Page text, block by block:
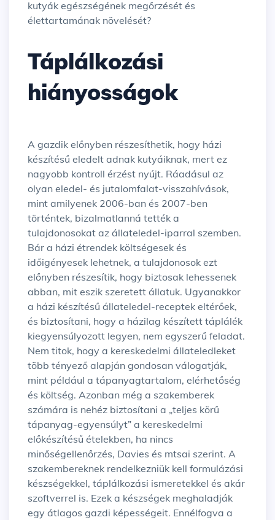
kutyák egészségének megőrzését és
élettartamának növelését?
Táplálkozási
hiányosságok
A gazdik előnyben részesíthetik, hogy házi
készítésű eledelt adnak kutyáiknak, mert ez
nagyobb kontroll érzést nyújt. Ráadásul az
olyan eledel- és jutalomfalat-visszahívások,
mint amilyenek 2006-ban és 2007-ben
történtek, bizalmatlanná tették a
tulajdonosokat az állateledel-iparral szemben.
Bár a házi étrendek költségesek és
időigényesek lehetnek, a tulajdonosok ezt
előnyben részesítik, hogy biztosak lehessenek
abban, mit eszik szeretett állatuk. Ugyanakkor
a házi készítésű állateledel-receptek eltérőek,
és biztosítani, hogy a házilag készített táplálék
kiegyensúlyozott legyen, nem egyszerű feladat.
Nem titok, hogy a kereskedelmi állateledleket
több tényező alapján gondosan válogatják,
mint például a tápanyagtartalom, elérhetőség
és költség. Azonban még a szakemberek
számára is nehéz biztosítani a „teljes körű
tápanyag-egyensúlyt” a kereskedelmi
előkészítésű ételekben, ha nincs
minőségellenőrzés, Davies és mtsai szerint. A
szakembereknek rendelkezniük kell formulázási
készségekkel, táplálkozási ismeretekkel és akár
szoftverrel is. Ezek a készségek meghaladják
egy átlagos gazdi képességeit. Ennélfogva a